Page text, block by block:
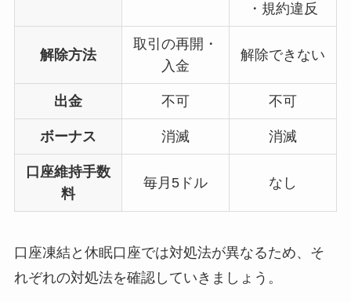
・規約違反
解除方法
取引の再開・
入金
解除できない
出金 不可 不可
ボーナス 消滅 消滅
口座維持手数
料
毎月5ドル なし
口座凍結と休眠口座では対処法が異なるため、そ
れぞれの対処法を確認していきましょう。